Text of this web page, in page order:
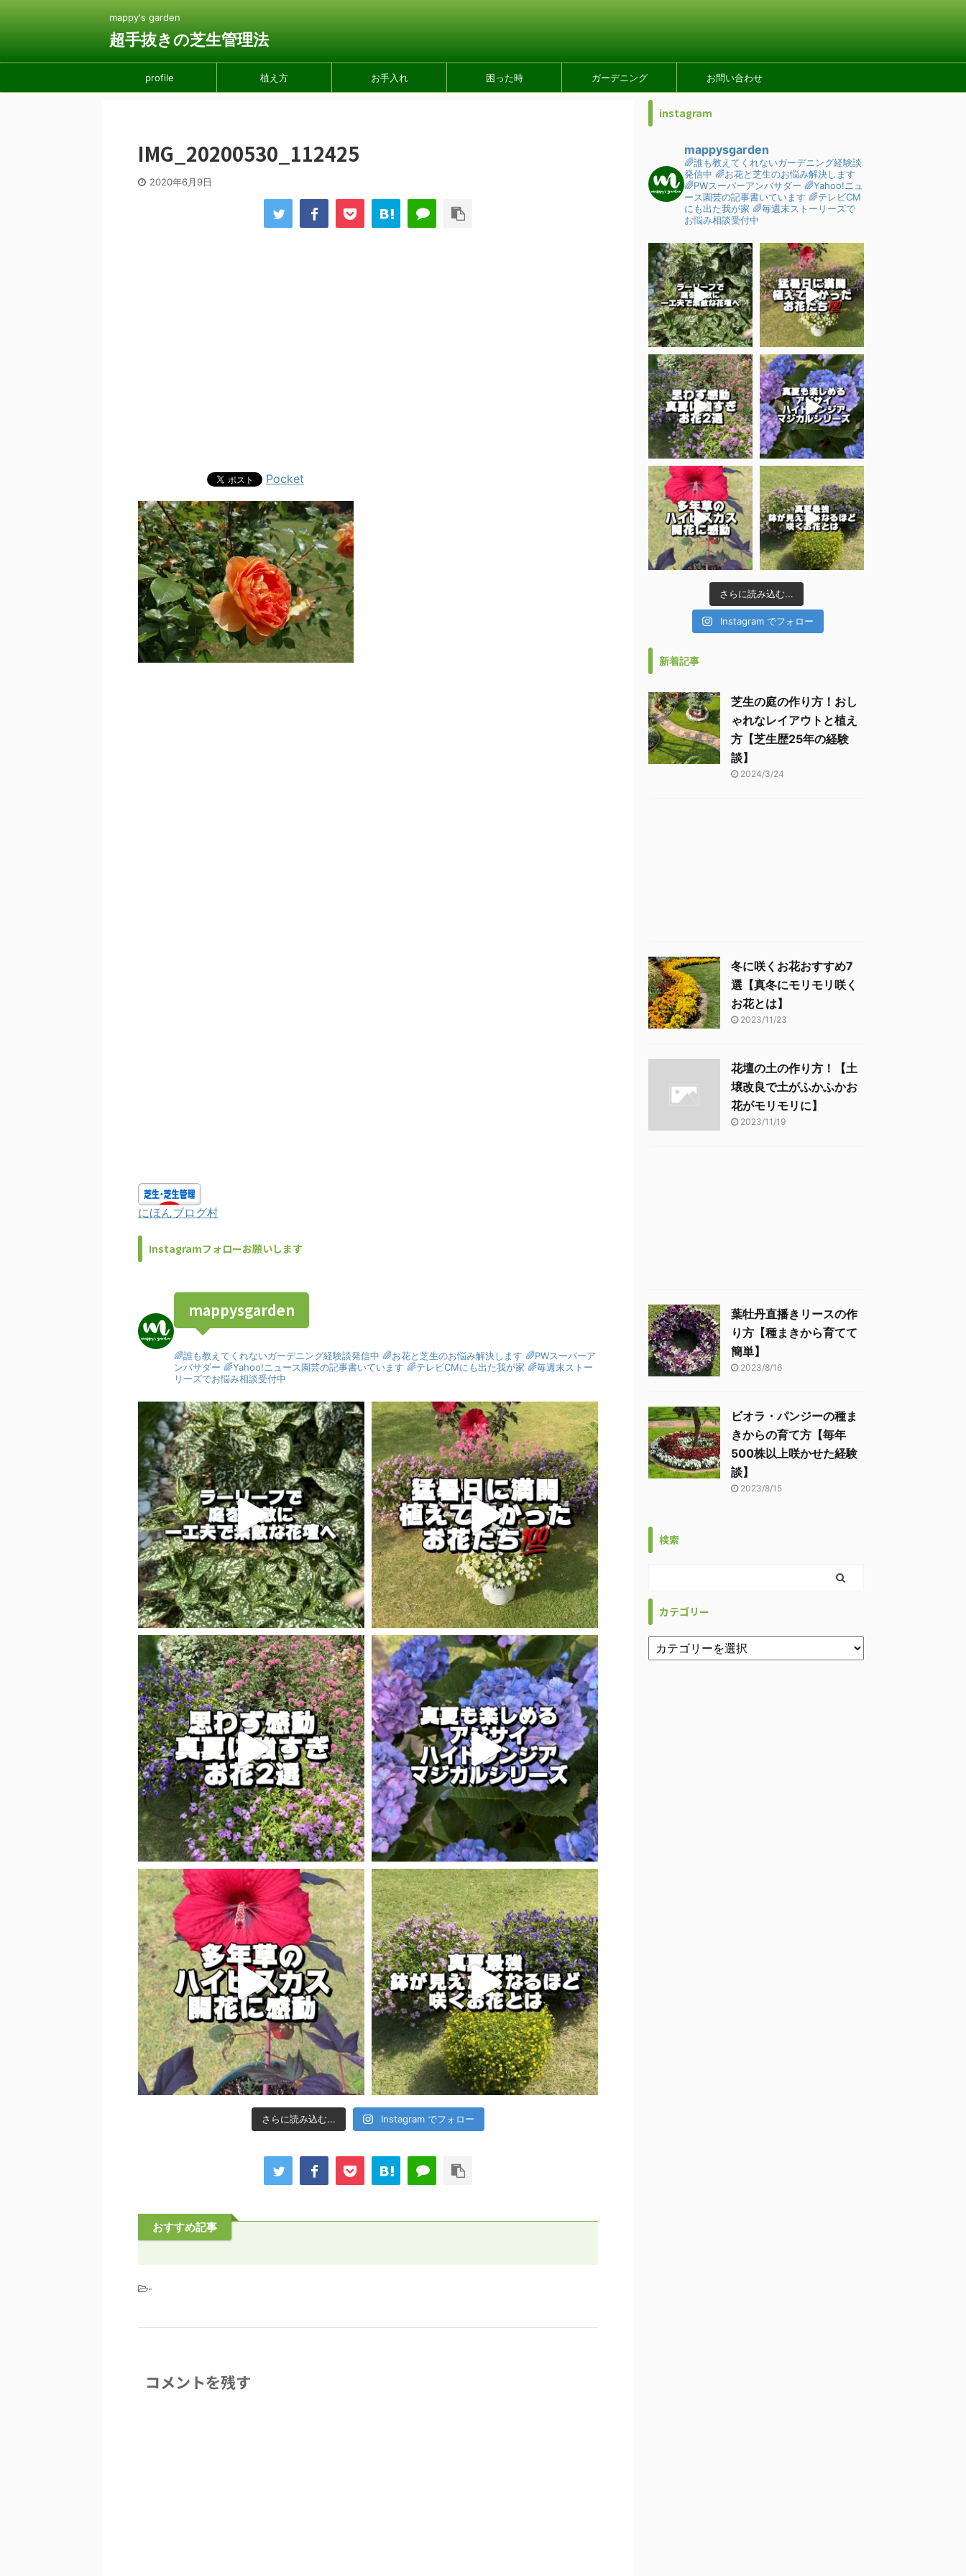
mappy's garden
超手抜きの芝生管理法
profile 植え方 お手入れ 困った時 ガーデニング お問い合わせ
IMG_20200530_112425
2020年6月9日
Pocket
にほんブログ村
Instagramフォローお願いします
mappysgarden
🌈誰も教えてくれないガーデニング経験談発信中 🌈お花と芝生のお悩み解決します 🌈PWスーパーア
ンバサダー 🌈Yahoo!ニュース園芸の記事書いています 🌈テレビCMにも出た我が家 🌈毎週末ストー
リーズでお悩み相談受付中
さらに読み込む... Instagram でフォロー
おすすめ記事
-
コメントを残す
instagram
mappysgarden
🌈誰も教えてくれないガーデニング経験談
発信中 🌈お花と芝生のお悩み解決します
🌈PWスーパーアンバサダー 🌈Yahoo!ニュ
ース園芸の記事書いています 🌈テレビCM
にも出た我が家 🌈毎週末ストーリーズで
お悩み相談受付中
さらに読み込む...
Instagram でフォロー
新着記事
芝生の庭の作り方！おし
ゃれなレイアウトと植え
方【芝生歴25年の経験
談】
2024/3/24
冬に咲くお花おすすめ7
選【真冬にモリモリ咲く
お花とは】
2023/11/23
花壇の土の作り方！【土
壌改良で土がふかふかお
花がモリモリに】
2023/11/19
葉牡丹直播きリースの作
り方【種まきから育てて
簡単】
2023/8/16
ビオラ・パンジーの種ま
きからの育て方【毎年
500株以上咲かせた経験
談】
2023/8/15
検索
カテゴリー